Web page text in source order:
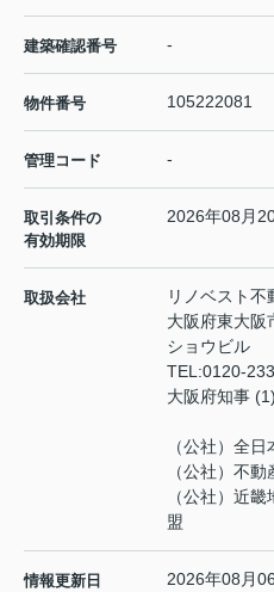
建築確認番号 -
物件番号 105222081
管理コード -
取引条件の
有効期限
2026年08月
取扱会社
リノベスト不
大阪府東大阪
ショウビル
TEL:0120-
大阪府知事
（公社）全
（公社）不
（公社）近
盟
情報更新日 2026年08月